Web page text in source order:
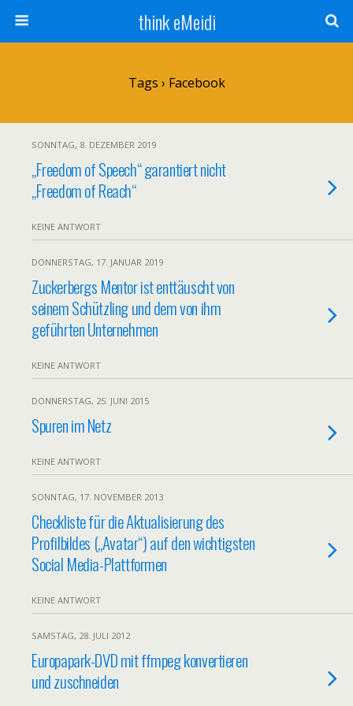
think eMeidi
Tags › Facebook
SONNTAG, 8. DEZEMBER 2019
„Freedom of Speech“ garantiert nicht
„Freedom of Reach“
KEINE ANTWORT
DONNERSTAG, 17. JANUAR 2019
Zuckerbergs Mentor ist enttäuscht von
seinem Schützling und dem von ihm
geführten Unternehmen
KEINE ANTWORT
DONNERSTAG, 25. JUNI 2015
Spuren im Netz
KEINE ANTWORT
SONNTAG, 17. NOVEMBER 2013
Checkliste für die Aktualisierung des
Profilbildes („Avatar“) auf den wichtigsten
Social Media-Plattformen
KEINE ANTWORT
SAMSTAG, 28. JULI 2012
Europapark-DVD mit ffmpeg konvertieren
und zuschneiden